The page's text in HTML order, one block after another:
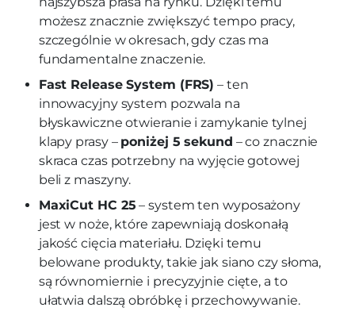
możesz znacznie zwiększyć tempo pracy,
szczególnie w okresach, gdy czas ma
fundamentalne znaczenie.
Fast Release System (FRS) – ten
innowacyjny system pozwala na
błyskawiczne otwieranie i zamykanie tylnej
klapy prasy – poniżej 5 sekund – co znacznie
skraca czas potrzebny na wyjęcie gotowej
beli z maszyny.
MaxiCut HC 25 – system ten wyposażony
jest w noże, które zapewniają doskonałą
jakość cięcia materiału. Dzięki temu
belowane produkty, takie jak siano czy słoma,
są równomiernie i precyzyjnie cięte, a to
ułatwia dalszą obróbkę i przechowywanie.